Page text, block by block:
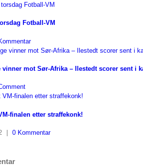
Fotball-VM
vinner mot Sør-Afrika – Ilestedt scorer sent i
finalen etter straffekonk!
0 Kommentar